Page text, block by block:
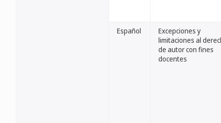
Español
Excepciones y
limitaciones al
de autor con fines
docentes